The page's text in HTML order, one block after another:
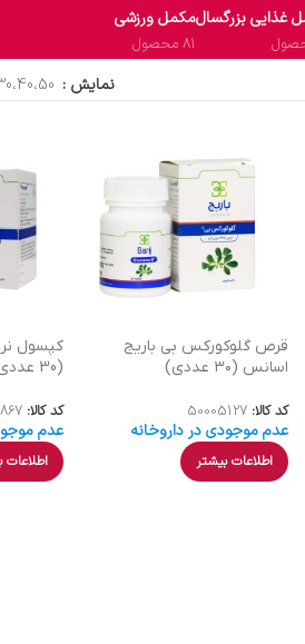
غذایی بزرگسالمکمل ورزشی
81 محصول
نمایش
قرص گلوکورکس بی باریج
اسانس (۳۰ عددی)
کد کالا: 50005127
عدم موجودی در داروخانه
اطلاعات بیشتر
کپسول
(30 عددی)
کد کالا:
عدم
اطلاعات